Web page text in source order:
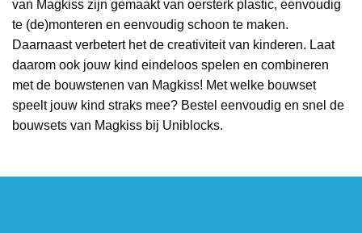
van Magkiss zijn gemaakt van oersterk plastic, eenvoudig
te (de)monteren en eenvoudig schoon te maken.
Daarnaast verbetert het de creativiteit van kinderen. Laat
daarom ook jouw kind eindeloos spelen en combineren
met de bouwstenen van Magkiss! Met welke bouwset
speelt jouw kind straks mee? Bestel eenvoudig en snel de
bouwsets van Magkiss bij Uniblocks.